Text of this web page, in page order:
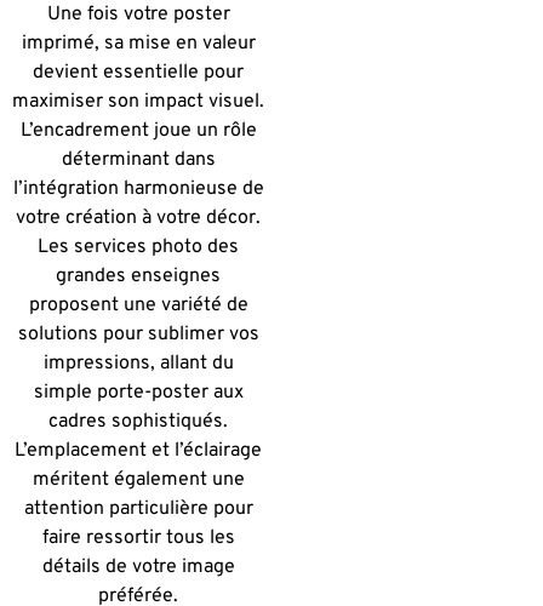
Une fois votre poster
imprimé, sa mise en valeur
devient essentielle pour
maximiser son impact visuel.
L’encadrement joue un rôle
déterminant dans
l’intégration harmonieuse de
votre création à votre décor.
Les services photo des
grandes enseignes
proposent une variété de
solutions pour sublimer vos
impressions, allant du
simple porte-poster aux
cadres sophistiqués.
L’emplacement et l’éclairage
méritent également une
attention particulière pour
faire ressortir tous les
détails de votre image
préférée.